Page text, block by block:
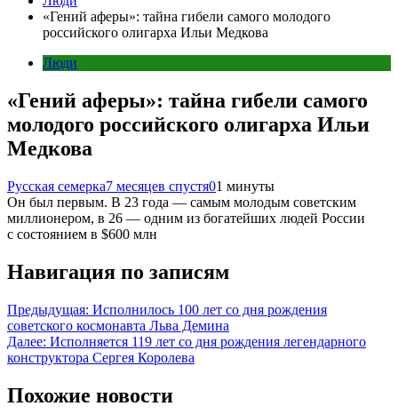
«Гений аферы»: тайна гибели самого молодого
российского олигарха Ильи Медкова
Люди
«Гений аферы»: тайна гибели самого
молодого российского олигарха Ильи
Медкова
Русская семерка7 месяцев спустя01 минуты
Он был первым. В 23 года — самым молодым советским
миллионером, в 26 — одним из богатейших людей России
с состоянием в $600 млн
Навигация по записям
Предыдущая: Исполнилось 100 лет со дня рождения
советского космонавта Льва Демина
Далее: Исполняется 119 лет со дня рождения легендарного
конструктора Сергея Королева
Похожие новости